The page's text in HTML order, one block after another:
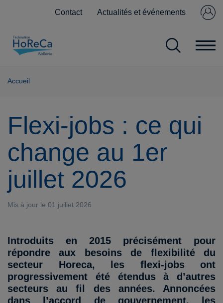
Contact Actualités et événements
membre ?
Accueil
Flexi-jobs : ce qui
change au 1er
juillet 2026
Mis à jour le 01 juillet 2026
Introduits en 2015 précisément pour
répondre aux besoins de flexibilité du
secteur Horeca, les flexi-jobs ont
progressivement été étendus à d’autres
secteurs au fil des années. Annoncées
dans l’accord de gouvernement, les